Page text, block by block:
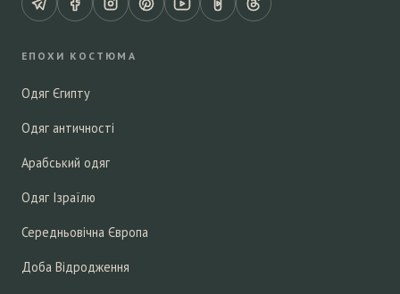
ЕПОХИ КОСТЮМА
Одяг Єгипту
Одяг античності
Арабський одяг
Одяг Ізраїлю
Середньовічна Європа
Доба Відродження